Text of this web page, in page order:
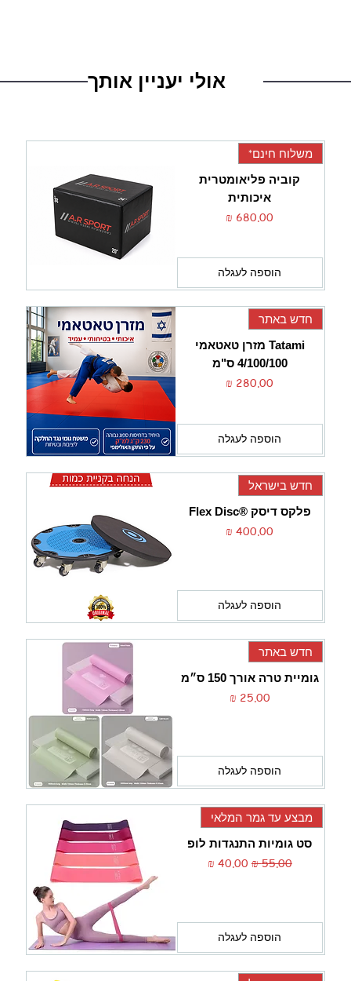
אולי יעניין אותך
משלוח חינם*
קוביה פליאומטרית
איכותית
מחיר
הוספה לעגלה
חדש באתר
Tatami מזרן טאטאמי
4/100/100 ס"מ
מחיר
הוספה לעגלה
חדש בישראל
פלקס דיסק ®Flex Disc
מחיר
הוספה לעגלה
חדש באתר
גומיית טרה אורך 150 ס״מ
מחיר
הוספה לעגלה
מבצע עד גמר המלאי
סט גומיות התנגדות לופ
מחיר רגיל‏55.00 ‏₪ מחיר מבצע
הוספה לעגלה